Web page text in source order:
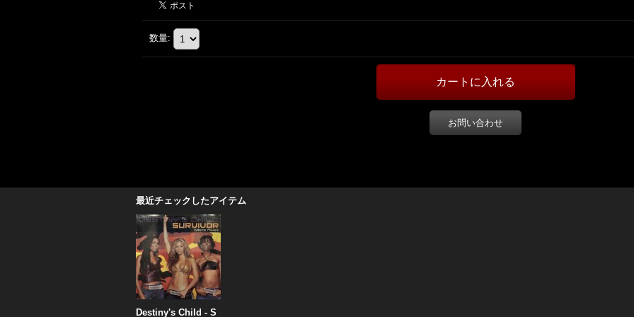
数量:
お問い合わせ
最近チェックしたアイテム
Destiny's Child - S